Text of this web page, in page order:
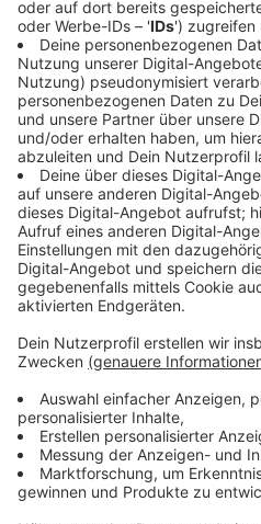
Anzeige
Statistik zum Jubiläum
Anzeige
In den bisher ausgestrahlten
Mordopfer - 60 Männer, 34
einen Zuchthengst. Unter
anderem sechs Priester,
Finanzberater, drei
drei Landwirte und zwei
23" sowie den
Wilsberg hat insgesamt 21
Anzeige